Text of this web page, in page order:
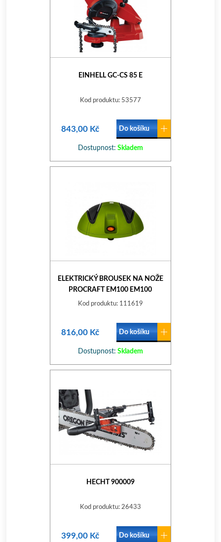
EINHELL GC-CS 85 E
Kod produktu: 53577
843,00 Kč Do košíku
Dostupnost: Skladem
ELEKTRICKÝ BROUSEK NA NOŽE
PROCRAFT EM100 EM100
Kod produktu: 111619
816,00 Kč Do košíku
Dostupnost: Skladem
HECHT 900009
Kod produktu: 26433
399,00 Kč Do košíku